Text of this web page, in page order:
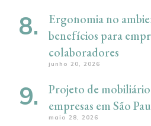
Ergonomia no
benefícios para
colaboradores
junho 20, 2026
Projeto de
empresas em São
maio 28, 2026